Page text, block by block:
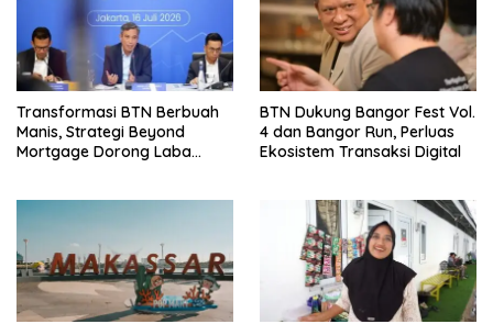
Transformasi BTN Berbuah
Manis, Strategi Beyond
Mortgage Dorong Laba
BTN Dukung Bangor Fest Vol.
4 dan Bangor Run, Perluas
Ekosistem Transaksi Digital